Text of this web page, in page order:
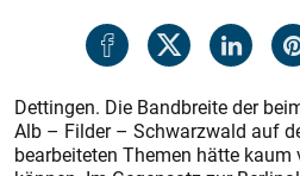
Dettingen. Die Bandbreite der
Alb – Filder – Schwarzwald auf
bearbeiteten Themen hätte